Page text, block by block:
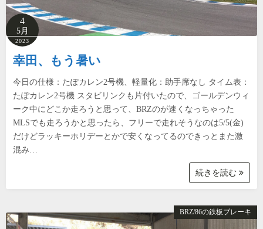
4
5月
2023
幸田、もう暑い
今日の仕様：たぽカレン2号機、軽量化：助手席なし タイム表：
たぽカレン2号機 スタビリンクも片付いたので、ゴールデンウィ
ーク中にどこか走ろうと思って、BRZのが速くなっちゃった
MLSでも走ろうかと思ったら、フリーで走れそうなのは5/5(金)
だけどラッキーホリデーとかで安くなってるのできっとまた激
混み…
続きを読む
BRZ/86の鉄板ブレーキ